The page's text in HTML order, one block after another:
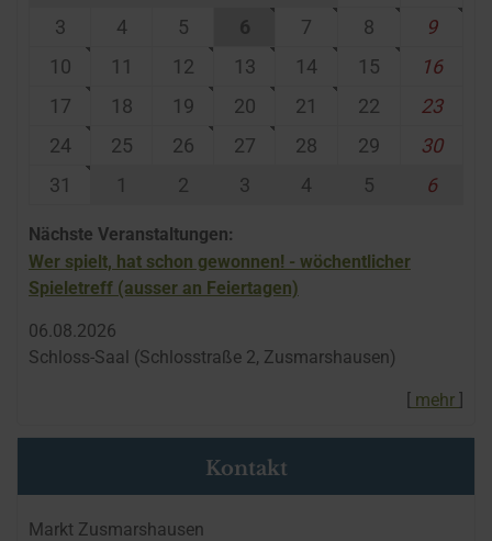
3
4 5 6 7 8
9
10
11 12 13 14 15
16
17
18 19 20 21 22
23
24
25 26 27 28 29
30
31
1 2 3 4 5 6
Nächste Veranstaltungen:
Wer spielt, hat schon gewonnen! - wöchentlicher
Spieletreff (ausser an Feiertagen)
06.​08.​2026
Schloss-Saal (Schlosstraße 2, Zusmarshausen)
[ mehr ]
Kontakt
Markt Zusmarshausen